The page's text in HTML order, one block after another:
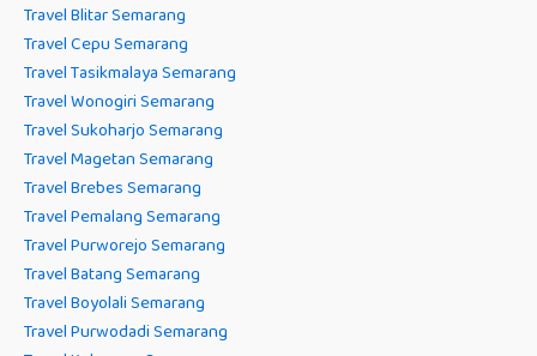
Travel Blitar Semarang
Travel Cepu Semarang
Travel Tasikmalaya Semarang
Travel Wonogiri Semarang
Travel Sukoharjo Semarang
Travel Magetan Semarang
Travel Brebes Semarang
Travel Pemalang Semarang
Travel Purworejo Semarang
Travel Batang Semarang
Travel Boyolali Semarang
Travel Purwodadi Semarang